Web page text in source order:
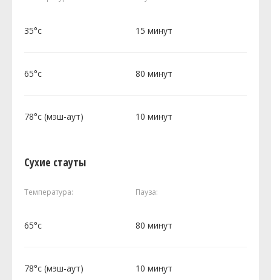
35°c 15 минут
65°c 80 минут
78°c (мэш-аут) 10 минут
Сухие стауты
Температура: Пауза:
65°c 80 минут
78°c (мэш-аут) 10 минут